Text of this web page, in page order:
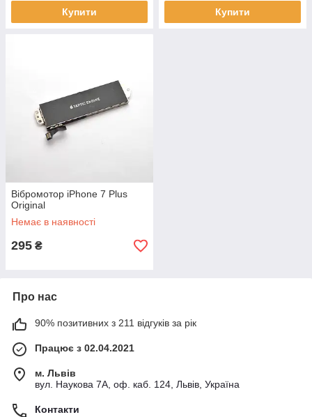
Купити Купити
Вібромотор iPhone 7 Plus
Original
Немає в наявності
295 ₴
Про нас
90% позитивних з 211 відгуків за рік
Працює з 02.04.2021
м. Львів
вул. Наукова 7А, оф. каб. 124, Львів, Україна
Контакти